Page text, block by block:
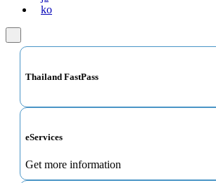
ko
Thailand FastPass
eServices
Get more information